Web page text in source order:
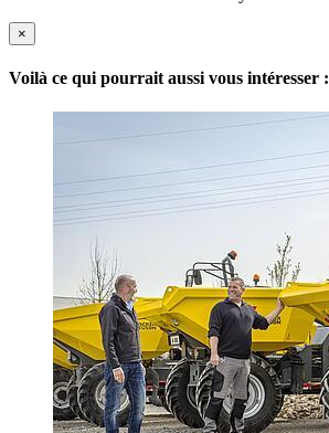
×
Voilà ce qui pourrait aussi vous intéresser :